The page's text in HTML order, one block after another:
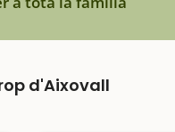
d'Aixovall